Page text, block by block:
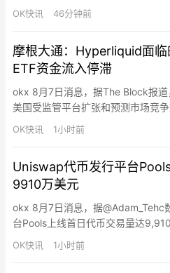
暂时重新开放霍尔木兹海峡。一位
允许商船经由伊朗控制的航线进入
求安全通过水道的商船收取通行费。
为…
OK快讯 46分钟前
摩根大通：Hyperliquid面临
ETF资金流入停滞
okx 8月7日消息，据The Block报
美国受监管平台扩张和预测市场竞
临挑战，同时HYPE ETF资金流入也
Hyperliquid面临两大挑战：美国受
烈而Hyperliquid正拓展预…
OK快讯 1小时前
Uniswap代币发行平台
9910万美元
okx 8月7日消息，据@Adam_Tehc
台Pools上线首日代币交易量达
Chain代币发行平台总交易量的约
OK快讯 1小时前